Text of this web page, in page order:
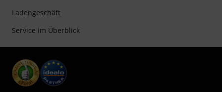
Ladengeschäft
Service im Überblick